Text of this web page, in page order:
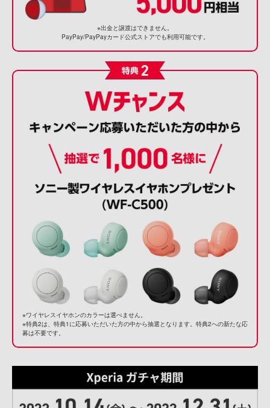
※出金と譲渡はできません。
PayPay/PayPayカード公式ストアでも利用可能です。
※ワイヤレスイヤホンのカラーは選べません。
※特典2は、特典1に応募いただいた方の中から抽選となります。特典2への新たな応
募は不要です。